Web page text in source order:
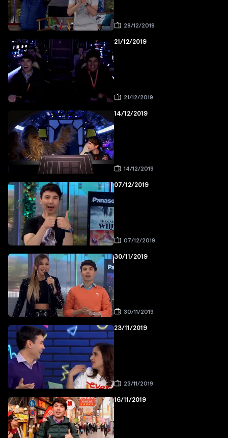
28/12/2019
21/12/2019
21/12/2019
14/12/2019
14/12/2019
07/12/2019
07/12/2019
30/11/2019
30/11/2019
23/11/2019
23/11/2019
16/11/2019